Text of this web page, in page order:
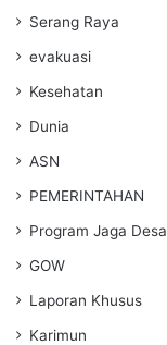
Serang Raya
evakuasi
Kesehatan
Dunia
ASN
PEMERINTAHAN
Program Jaga Desa
GOW
Laporan Khusus
Karimun